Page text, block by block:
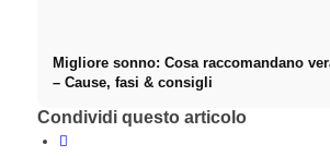
Migliore sonno: Cosa raccomandano
– Cause, fasi & consigli
Condividi questo articolo